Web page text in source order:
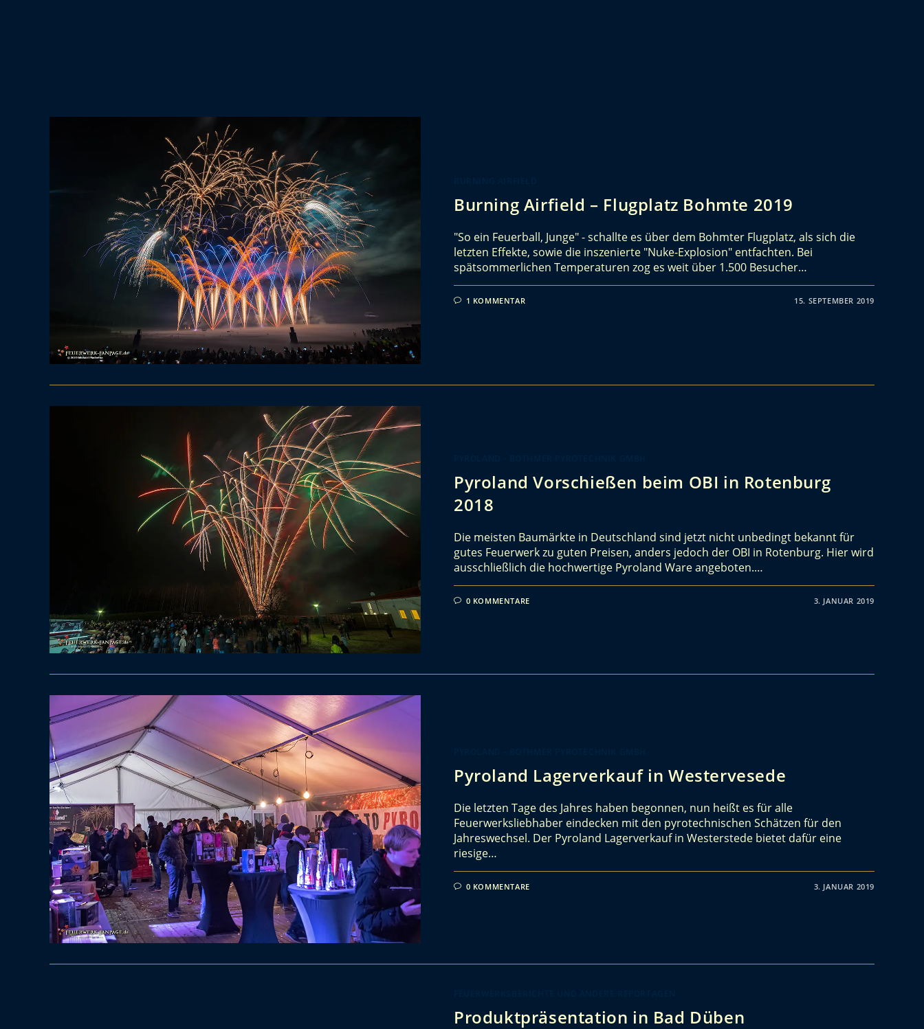
Burning Airfield – Flugplatz Bohmte 2019
"So ein Feuerball, Junge" - schallte es über dem Bohmter Flugplatz, als sich die
letzten Effekte, sowie die inszenierte "Nuke-Explosion" entfachten. Bei
spätsommerlichen Temperaturen zog es weit über 1.500 Besucher…
1 KOMMENTAR 15. SEPTEMBER 2019
Pyroland Vorschießen beim OBI in Rotenburg
2018
Die meisten Baumärkte in Deutschland sind jetzt nicht unbedingt bekannt für
gutes Feuerwerk zu guten Preisen, anders jedoch der OBI in Rotenburg. Hier wird
ausschließlich die hochwertige Pyroland Ware angeboten.…
0 KOMMENTARE 3. JANUAR 2019
Pyroland Lagerverkauf in Westervesede
Die letzten Tage des Jahres haben begonnen, nun heißt es für alle
Feuerwerksliebhaber eindecken mit den pyrotechnischen Schätzen für den
Jahreswechsel. Der Pyroland Lagerverkauf in Westerstede bietet dafür eine
riesige…
0 KOMMENTARE 3. JANUAR 2019
Produktpräsentation in Bad Düben